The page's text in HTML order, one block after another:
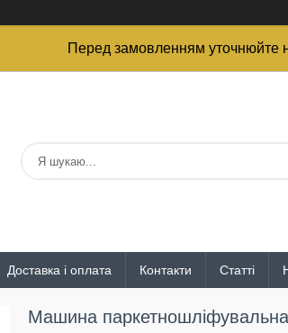
Перед замовленням уточнюйте
Доставка і оплата Контакти Статті
Машина